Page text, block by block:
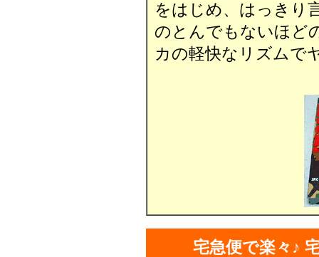
をはじめ、はっきり
のとんでもないほど
カの軽快なリズムで
宅急便で楽々♪